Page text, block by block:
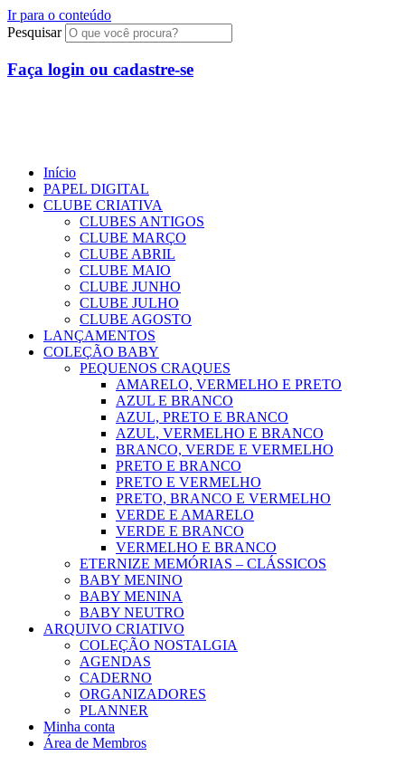
Ir para o conteúdo
Pesquisar
Faça login ou cadastre-se
Início
PAPEL DIGITAL
CLUBE CRIATIVA
CLUBES ANTIGOS
CLUBE MARÇO
CLUBE ABRIL
CLUBE MAIO
CLUBE JUNHO
CLUBE JULHO
CLUBE AGOSTO
LANÇAMENTOS
COLEÇÃO BABY
PEQUENOS CRAQUES
AMARELO, VERMELHO E PRETO
AZUL E BRANCO
AZUL, PRETO E BRANCO
AZUL, VERMELHO E BRANCO
BRANCO, VERDE E VERMELHO
PRETO E BRANCO
PRETO E VERMELHO
PRETO, BRANCO E VERMELHO
VERDE E AMARELO
VERDE E BRANCO
VERMELHO E BRANCO
ETERNIZE MEMÓRIAS – CLÁSSICOS
BABY MENINO
BABY MENINA
BABY NEUTRO
ARQUIVO CRIATIVO
COLEÇÃO NOSTALGIA
AGENDAS
CADERNO
ORGANIZADORES
PLANNER
Minha conta
Área de Membros